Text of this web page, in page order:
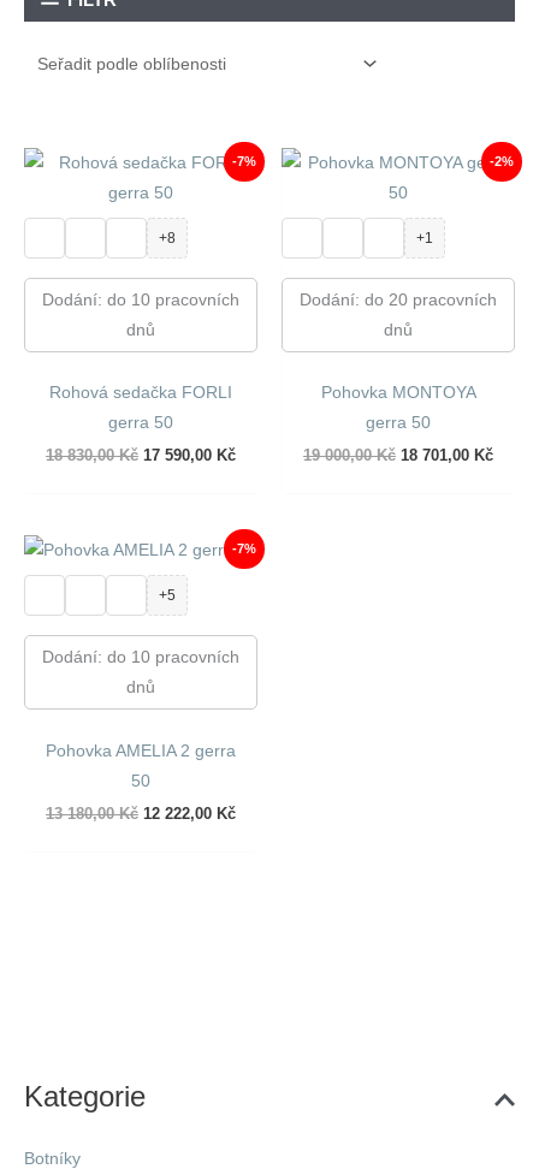
Kategorie
Botníky
-7%
+8
Dodání: do 10 pracovních
dnů
Rohová sedačka FORLI
gerra 50
18 830,00Kč Původní
17 590,00 KčAktuální
590,00 Kč.
-2%
+1
Dodání: do 20 pracovních
dnů
Pohovka MONTOYA
gerra 50
19 000,00Kč Původní
18 701,00 Kč
-7%
+5
Dodání: do 10 pracovních
dnů
Pohovka AMELIA 2 gerra
50
13 180,00Kč Původní
12 222,00 KčAktuální